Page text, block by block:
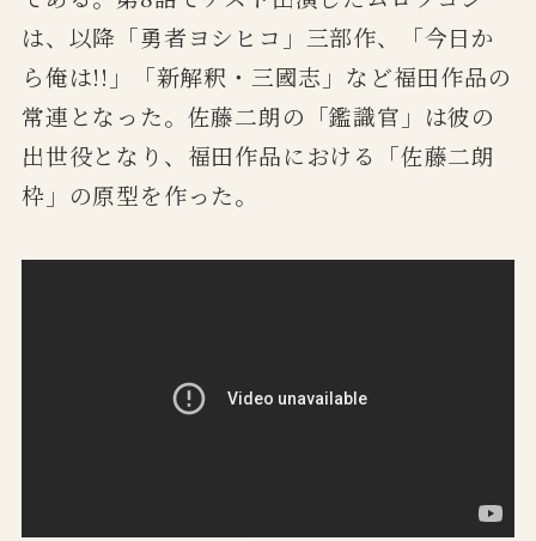
は、以降「勇者ヨシヒコ」三部作、「今日か
ら俺は!!」「新解釈・三國志」など福田作品の
常連となった。佐藤二朗の「鑑識官」は彼の
出世役となり、福田作品における「佐藤二朗
枠」の原型を作った。